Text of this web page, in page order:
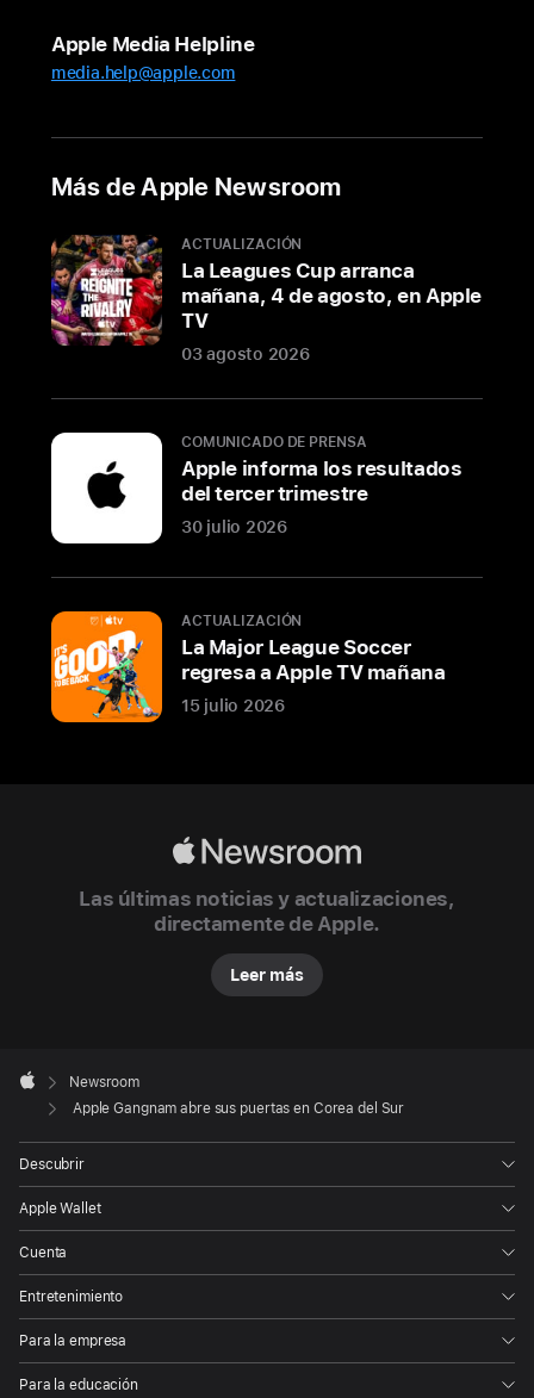
Sur
Apple
abrió
sus
en
el
corazón
del
y
famoso
distrito
de
Gangnam.
nueva
tienda
invita
a
los
increíble
de
y
a
recibir
primer
nivel
por
del
talentoso
Apple Media Helpline
media.help@apple.com
Más de Apple Newsroom
ACTUALIZACIÓN
La Leagues Cup arranca
mañana, 4 de agosto, en Apple
TV
03 agosto 2026
COMUNICADO DE PRENSA
Apple informa los resultados
del tercer trimestre
30 julio 2026
ACTUALIZACIÓN
La Major League Soccer
regresa a Apple TV mañana
15 julio 2026
Las últimas noticias y actualizaciones,
directamente de Apple.
Leer más
Footer

Apple
Newsroom
Apple Gangnam abre sus puertas en Corea del Sur
Descubrir
Apple Wallet
Cuenta
Entretenimiento
Para la empresa
Para la educación